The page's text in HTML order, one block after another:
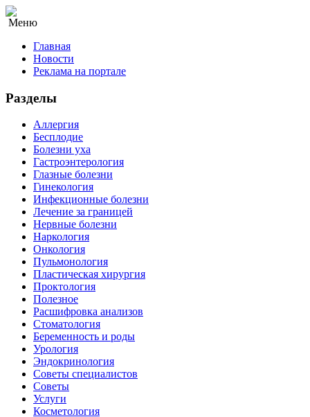
Меню
Главная
Новости
Реклама на портале
Разделы
Аллергия
Бесплодие
Болезни уха
Гастроэнтерология
Глазные болезни
Гинекология
Инфекционные болезни
Лечение за границей
Нервные болезни
Наркология
Онкология
Пульмонология
Пластическая хирургия
Проктология
Полезное
Расшифровка анализов
Стоматология
Беременность и роды
Урология
Эндокринология
Советы специалистов
Советы
Услуги
Косметология